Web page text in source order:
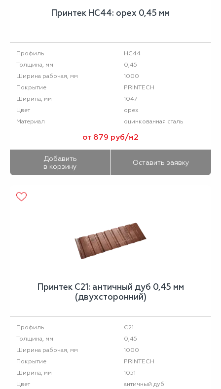
Принтек НС44: орех 0,45 мм
Профиль
НС44
Толщина, мм
0,45
Ширина рабочая, мм
1000
Покрытие
PRINTECH
Ширина, мм
1047
Цвет
орех
Материал
оцинкованная сталь
от 879 руб/м2
Добавить
в корзину
Оставить заявку
Принтек С21: античный дуб 0,45 мм
(двухсторонний)
Профиль
С21
Толщина, мм
0,45
Ширина рабочая, мм
1000
Покрытие
PRINTECH
Ширина, мм
1051
Цвет
античный дуб